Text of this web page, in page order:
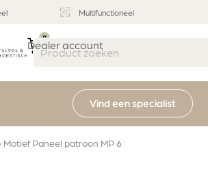
Multifunctioneel
Dealer account
0
Vind een specialist
Motief Paneel patroon MP 6